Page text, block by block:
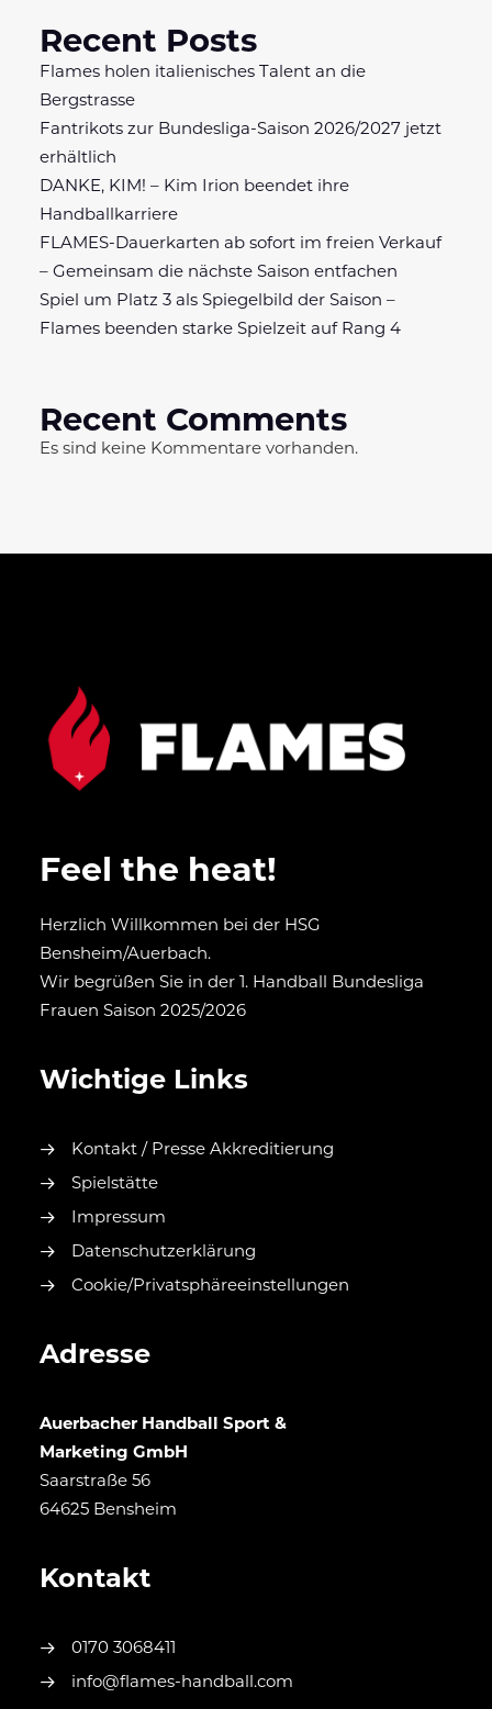
Recent Posts
Flames holen italienisches Talent an die
Bergstrasse
Fantrikots zur Bundesliga-Saison 2026/2027 jetzt
erhältlich
DANKE, KIM! – Kim Irion beendet ihre
Handballkarriere
FLAMES-Dauerkarten ab sofort im freien Verkauf
– Gemeinsam die nächste Saison entfachen
Spiel um Platz 3 als Spiegelbild der Saison –
Flames beenden starke Spielzeit auf Rang 4
Recent Comments
Es sind keine Kommentare vorhanden.
Feel the heat!
Herzlich Willkommen bei der HSG
Bensheim/Auerbach.
Wir begrüßen Sie in der 1. Handball Bundesliga
Frauen Saison 2025/2026
Wichtige Links
Kontakt / Presse Akkreditierung
Spielstätte
Impressum
Datenschutzerklärung
Cookie/Privatsphäreeinstellungen
Adresse
Auerbacher Handball Sport &
Marketing GmbH
Saarstraße 56
64625 Bensheim
Kontakt
0170 3068411
info@flames-handball.com